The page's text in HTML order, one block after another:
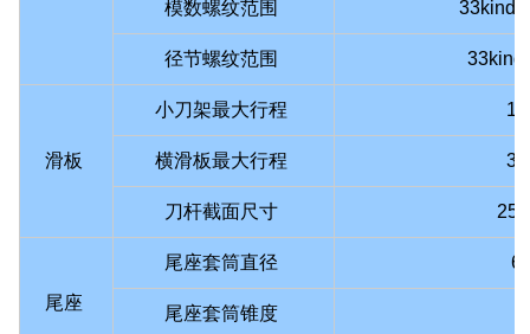
模数螺纹范围 33kinds
径节螺纹范围
滑板
小刀架最大行程
横滑板最大行程
刀杆截面尺寸
尾座
尾座套筒直径
尾座套筒锥度